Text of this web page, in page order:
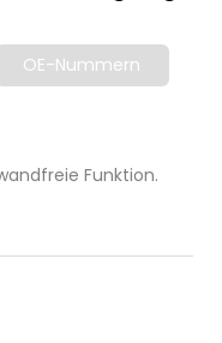
OE-Nummern
Funktion.